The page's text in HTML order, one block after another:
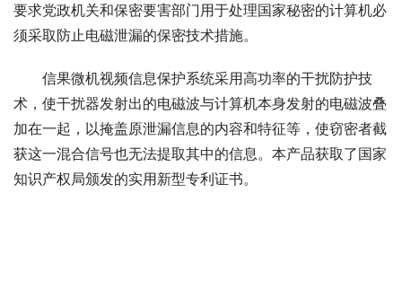
要求党政机关和保密要害部门用于处理国家秘密的计算机必
须采取防止电磁泄漏的保密技术措施。
信果微机视频信息保护系统采用高功率的干扰防护技
术，使干扰器发射出的电磁波与计算机本身发射的电磁波叠
加在一起，以掩盖原泄漏信息的内容和特征等，使窃密者截
获这一混合信号也无法提取其中的信息。本产品获取了国家
知识产权局颁发的实用新型专利证书。